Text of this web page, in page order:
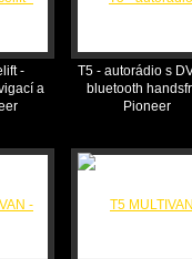
-
a
T5 - autorádio s
bluetooth
Pioneer